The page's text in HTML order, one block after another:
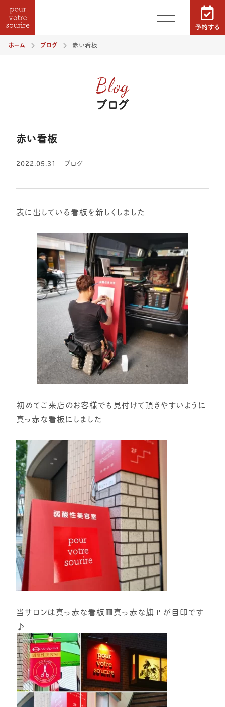
ホーム ブログ 赤い看板
Blog
ブログ
赤い看板
2022.05.31 ｜ ブログ
表に出している看板を新しくしました
⁡初めてご来店のお客様でも見付けて頂きやすいように⁡
真っ赤な看板にしました
当サロンは真っ赤な看板🟥真っ赤な旗🚩が目印です
⁡♪